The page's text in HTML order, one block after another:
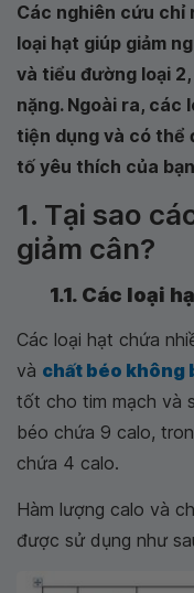
Các nghiên cứu chỉ
loại hạt giúp giảm
và tiểu đường loại
nặng. Ngoài ra, các
tiện dụng và có thể
tố yêu thích của
1. Tại sao
giảm cân?
1.1. Các loại
Các loại hạt chứa
và chất béo không
tốt cho tim mạch và
béo chứa 9 calo,
chứa 4 calo.
Hàm lượng calo và
được sử dụng như